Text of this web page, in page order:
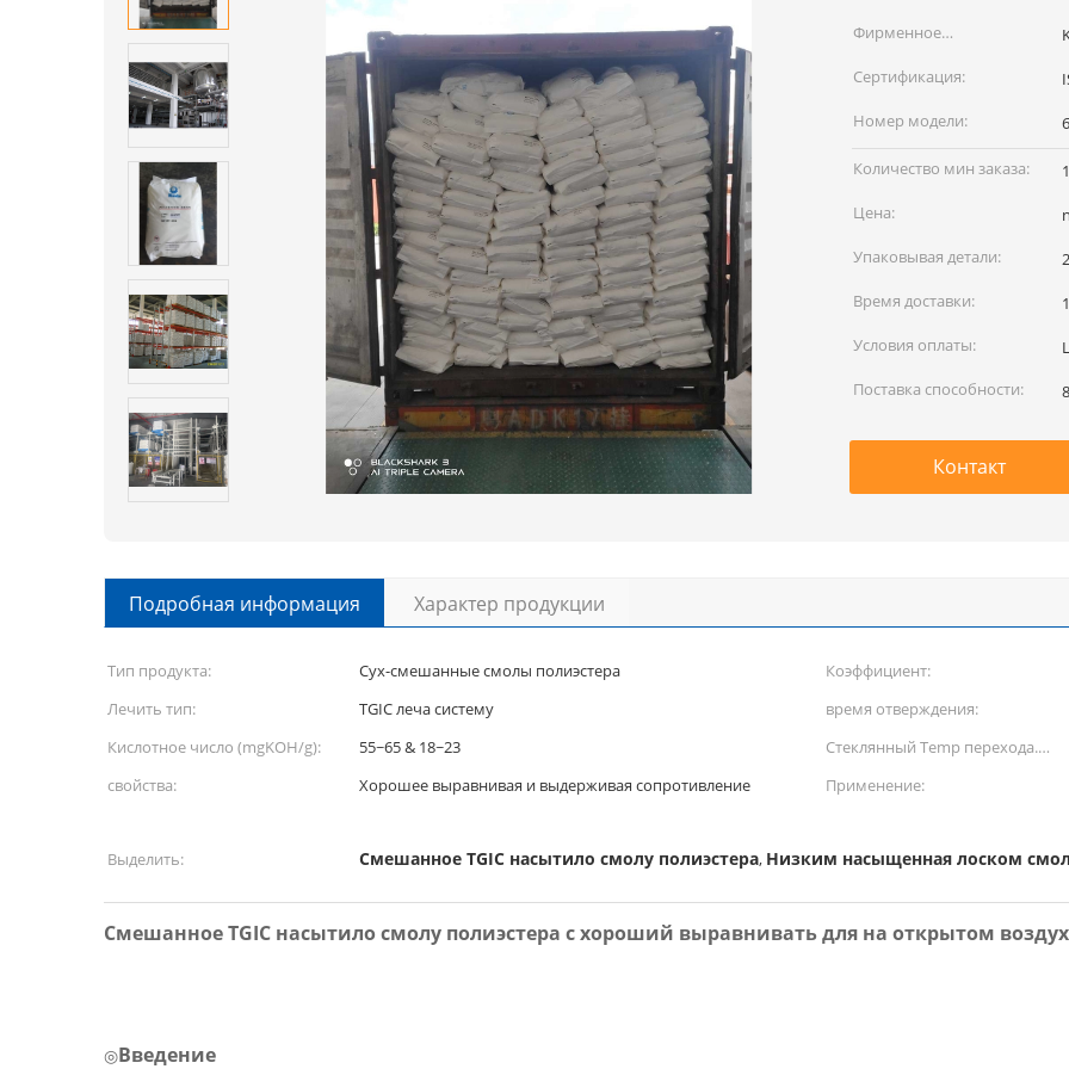
Фирменное
наименование:
Сертификация:
Номер модели:
Количество мин заказа:
Цена:
Упаковывая детали:
Время доставки:
Условия оплаты:
Поставка способности:
Контакт
Подробная информация Характер продукции
Тип продукта: Сух-смешанные смолы полиэстера
Коэффициент:
Лечить тип:
TGIC леча систему
время отверждения:
Кислотное число (mgKOH/g):
55~65 & 18~23
Стеклянный Temp перехода.
(℃):
свойства: Хорошее выравнивая и выдерживая сопротивление Применение:
Выделить: Смешанное TGIC насытило смолу полиэстера, Низким насыщенная лоском
Смешанное TGIC насытило смолу полиэстера с хороший выравнивать для на открытом
◎Введение